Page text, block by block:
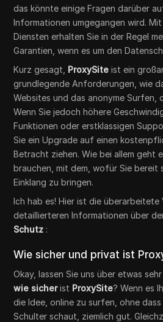
das könnte einige Fragen darüber
Informationen umgegangen wird.
Diensten erhalten Sie in der Regel
Garantien, wenn es um den
Kurz gesagt, ProxySite ist ein
grundlegende Anforderungen, wie
Websites und das anonyme Surfen,
Wenn Sie jedoch höhere
Funktionen oder erstklassigen
Sie ein Upgrade auf einen
Betracht ziehen. Wie bei allem geht
brauchen, mit dem, wofür Sie bereit
Einklang zu bringen.
Ich hab es! Hier ist die überarbeitete
detaillierteren Informationen über
Schutz :
Wie sicher und privat ist
Okay, lassen Sie uns über etwas
wie sicherist ProxySite? Wenn es
die Idee, online zu surfen, ohne
Schulter schaut, ziemlich gut.